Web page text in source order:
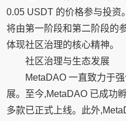
0.05 USDT 的价格参与投资
将由第一阶段和第二阶段的
体现社区治理的核心精神。
社区治理与生态发展
MetaDAO 一直致力于
展。至今,MetaDAO 已成功
多款已正式上线。此外